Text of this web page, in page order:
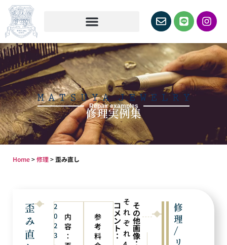
Repair examples
修理実例集
Home>修理>歪み直し
歪
み
直
2
0
2
3
内
容
：
参
考
料
コ
メ
ン
ト
：
そ
れ
ぞ
れ
そ
の
他
画
像
修
理
/
リ